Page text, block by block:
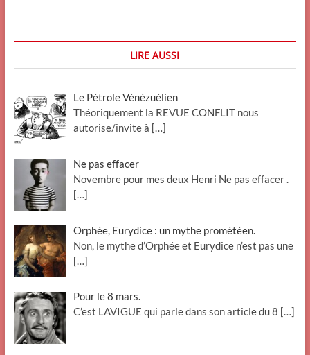
LIRE AUSSI
Le Pétrole Vénézuélien
Théoriquement la REVUE CONFLIT nous
autorise/invite à […]
Ne pas effacer
Novembre pour mes deux Henri Ne pas effacer .
[…]
Orphée, Eurydice : un mythe prométéen.
Non, le mythe d’Orphée et Eurydice n’est pas une
[…]
Pour le 8 mars.
C’est LAVIGUE qui parle dans son article du 8 […]